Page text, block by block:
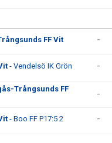
FF Vit -
- Vendelsö IK Grön -
Trångsunds FF
-
- Boo FF P17:5 2 -